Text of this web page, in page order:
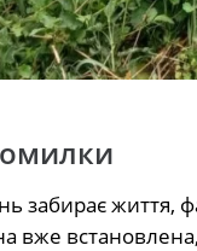
забирає життя,
вже встановлена,